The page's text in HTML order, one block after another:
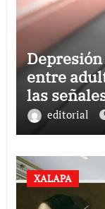
entre
las
deben
editorial
XALAPA